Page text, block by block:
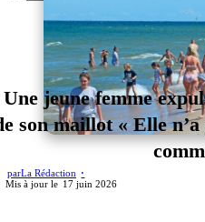
Une jeune femme
son maillot « Elle
parLa Rédaction
17 juin 2026